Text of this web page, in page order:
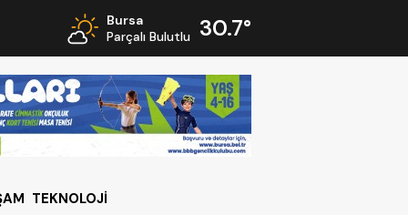
Bursa
Parçalı Bulutlu
30.7°
TEKNOLOJİ